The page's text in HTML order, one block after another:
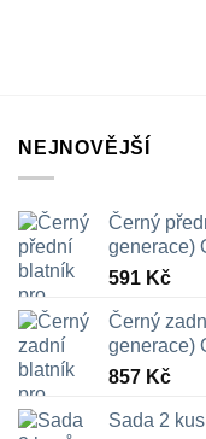
vybrat
produktu
NEJNOVĚJŠÍ
Černý
generace)
591 Kč
Černý
generace)
857 Kč
Sada 2